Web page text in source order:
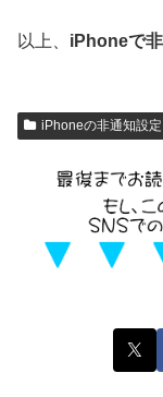
以上、 iPhoneで
iPhoneの非通知設定